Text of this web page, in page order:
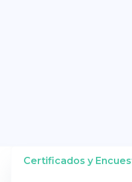
Certificados y